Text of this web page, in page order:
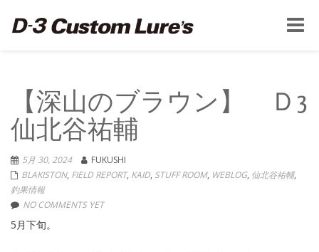
Toggle
【深山のブラウン】 Ｄ3
仙北谷祐輔
5月 30, 2024
FUKUSHI
BLAKISTON, FIELD REPORT, KAID, STUFF ROOM, WEBLOG, 仙北谷祐輔,
釣果情報
NO COMMENTS YET
5月下旬。